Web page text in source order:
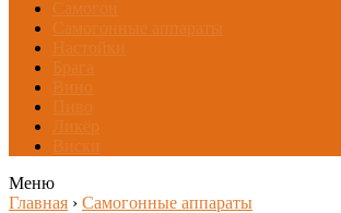
Самогон
Самогонные аппараты
Настойки
Брага
Вино
Пиво
Ликёр
Виски
Меню
Главная › Самогонные аппараты